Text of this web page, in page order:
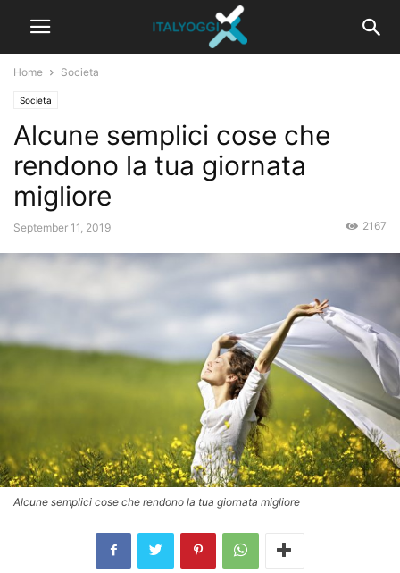
Home Societa
Societa
Alcune semplici cose che
rendono la tua giornata
migliore
September 11, 2019 2167
Alcune semplici cose che rendono la tua giornata migliore